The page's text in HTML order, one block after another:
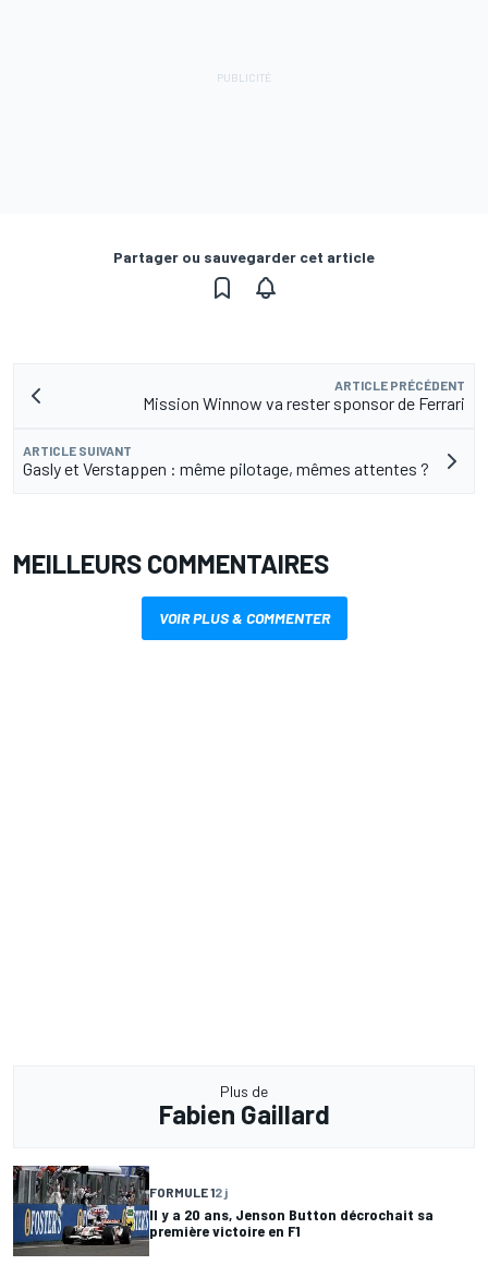
Partager ou sauvegarder cet article
ARTICLE PRÉCÉDENT
Mission Winnow va rester sponsor de Ferrari
ARTICLE SUIVANT
Gasly et Verstappen : même pilotage, mêmes attentes ?
MEILLEURS COMMENTAIRES
VOIR PLUS & COMMENTER
Plus de
Fabien Gaillard
FORMULE 12 j
Il y a 20 ans, Jenson Button décrochait sa
première victoire en F1